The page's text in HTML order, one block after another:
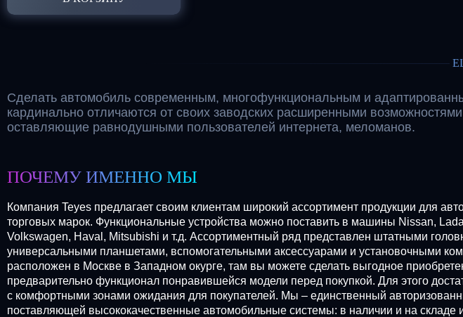
Сделать автомобиль современным, многофункциональным и
кардинально отличаются от своих заводских расширенными
оставляющие равнодушными пользователей интернета, меломанов.
ПОЧЕМУ ИМЕННО МЫ
Компания Teyes предлагает своим клиентам широкий ассортимент продукции для
торговых марок. Функциональные устройства можно поставить в машины Nissan,
Volkswagen, Haval, Mitsubishi и т.д. Ассортиментный ряд представлен штатными
универсальными планшетами, вспомогательными аксессуарами и установочными
расположен в Москве в Западном окурге, там вы можете сделать выгодное
предварительно функционал понравившейся модели перед покупкой. Для этого
с комфортными зонами ожидания для покупателей. Мы – единственный
поставляющей высококачественные автомобильные системы: в наличии и на складе